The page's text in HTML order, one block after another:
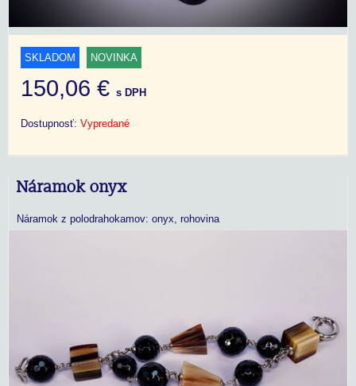
SKLADOM NOVINKA
150,06 € s DPH
Dostupnosť: Vypredané
Náramok onyx
Náramok z polodrahokamov: onyx, rohovina